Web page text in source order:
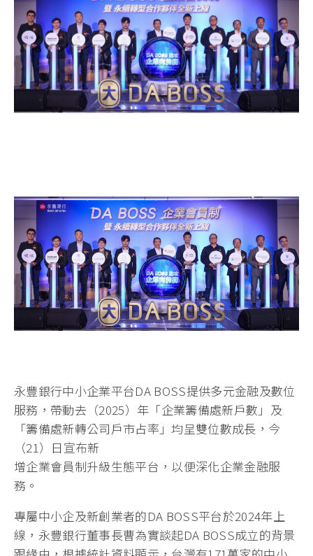
永豐銀行中小企業平台DA BOSS提供多元金融及數位
服務，帶動去（2025）年「企業籌備處新戶數」及
「籌備處新轉公司戶市占率」均呈雙位數成長，今
（21）日宣布新
增企業會員制升級生態平台，以便深化企業金融服
務。
專屬中小企及新創業者的DA BOSS平台於2024年上
線，永豐銀行董事長曹為實談起DA BOSS成立的背景